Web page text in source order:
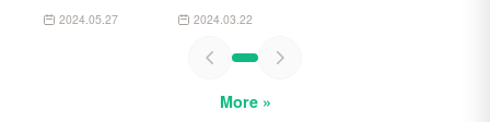
2024.05.27
Euphorbia
2024.03.22
More »